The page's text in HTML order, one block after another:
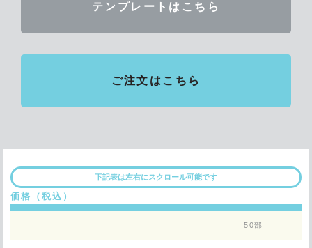
テンプレートはこちら
ご注文はこちら
下記表は左右にスクロール可能です
価格（税込）
50部